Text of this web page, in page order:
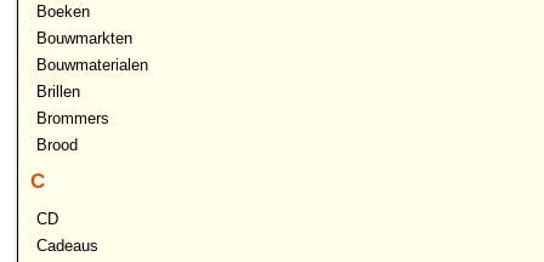
Boeken
Bouwmarkten
Bouwmaterialen
Brillen
Brommers
Brood
C
CD
Cadeaus